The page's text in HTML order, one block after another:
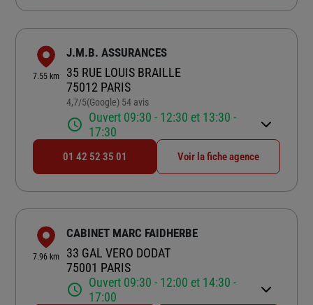
7.55 km
J.M.B. ASSURANCES
35 RUE LOUIS BRAILLE
75012 PARIS
4,7/5Note de 4.7 sur 5
(Google) 54 avis
Ouvert 09:30 - 12:30 et 13:30 -
17:30
01 42 52 35 01 Voir la fiche agence
7.96 km
CABINET MARC FAIDHERBE
33 GAL VERO DODAT
75001 PARIS
Ouvert 09:30 - 12:00 et 14:30 -
17:00